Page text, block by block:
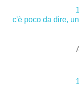
c'è poco da dire,